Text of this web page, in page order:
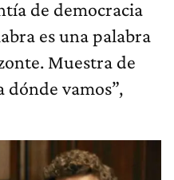
de democracia
es una palabra
Muestra de
dónde vamos”,